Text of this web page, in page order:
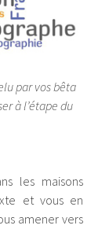
par vos bêta
à l’étape du
les maisons
et vous en
amener vers